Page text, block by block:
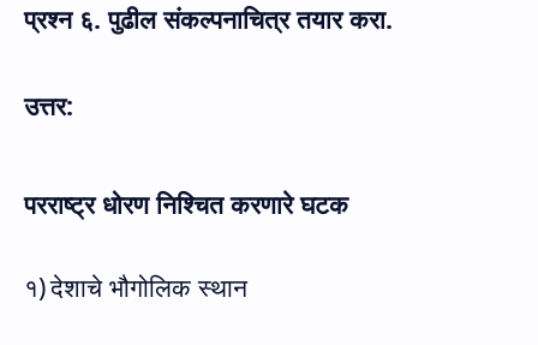
प्रश्न ६. पुढील संकल्पनाचित्र तयार करा.
उत्तर:
परराष्ट्र धोरण निश्चित करणारे घटक
१)देशाचे भौगोलिक स्थान